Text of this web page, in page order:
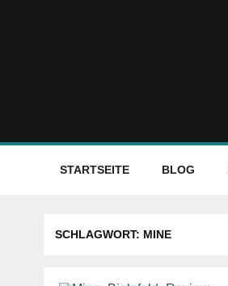
STARTSEITE BLOG
SCHLAGWORT: MINE